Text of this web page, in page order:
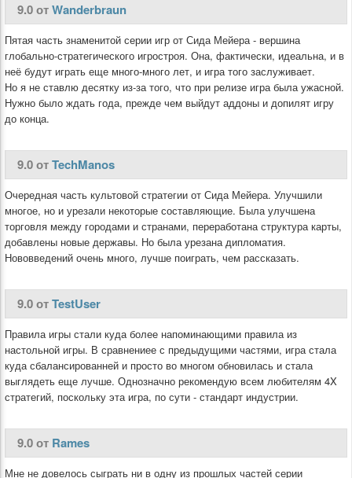
9.0 отWanderbraun
Пятая часть знаменитой серии игр от Сида Мейера - вершина
глобально-стратегического игростроя. Она, фактически, идеальна, и в
неё будут играть еще много-много лет, и игра того заслуживает.
Но я не ставлю десятку из-за того, что при релизе игра была ужасной.
Нужно было ждать года, прежде чем выйдут аддоны и допилят игру
до конца.
9.0 отTechManos
Очередная часть культовой стратегии от Сида Мейера. Улучшили
многое, но и урезали некоторые составляющие. Была улучшена
торговля между городами и странами, переработана структура карты,
добавлены новые державы. Но была урезана дипломатия.
Нововведений очень много, лучше поиграть, чем рассказать.
9.0 отTestUser
Правила игры стали куда более напоминающими правила из
настольной игры. В сравнениее с предыдущими частями, игра стала
куда сбалансированней и просто во многом обновилась и стала
выглядеть еще лучше. Однозначно рекомендую всем любителям 4X
стратегий, поскольку эта игра, по сути - стандарт индустрии.
9.0 от Rames
Мне не довелось сыграть ни в одну из прошлых частей серии